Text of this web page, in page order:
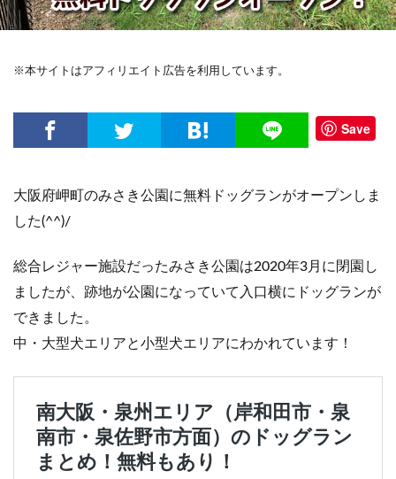
※本サイトはアフィリエイト広告を利用しています。
Save
大阪府岬町のみさき公園に無料ドッグランがオープンしま
した(^^)/
総合レジャー施設だったみさき公園は2020年3月に閉園し
ましたが、跡地が公園になっていて入口横にドッグランが
できました。
中・大型犬エリアと小型犬エリアにわかれています！